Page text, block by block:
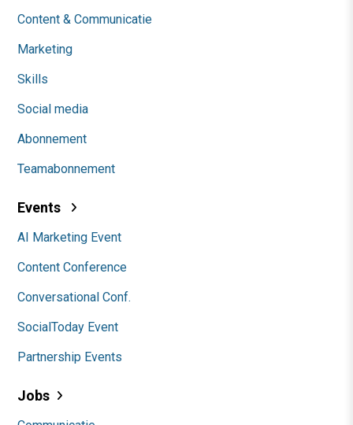
Content & Communicatie
Marketing
Skills
Social media
Abonnement
Teamabonnement
Events
AI Marketing Event
Content Conference
Conversational Conf.
SocialToday Event
Partnership Events
Jobs